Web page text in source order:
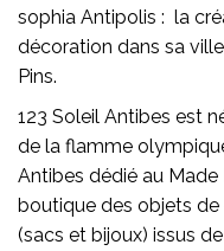
sophia Antipolis : la
décoration dans sa
Pins.
123 Soleil Antibes est
de la flamme
Antibes dédié au
boutique des objets
(sacs et bijoux) issus